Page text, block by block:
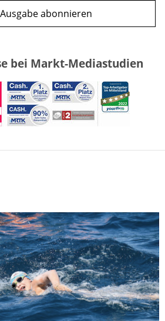
abonnieren
bei Markt-Mediastudien